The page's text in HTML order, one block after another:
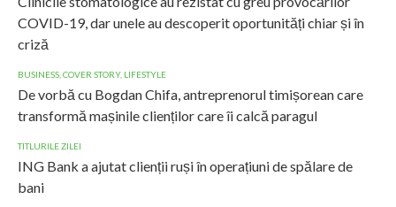
COVID-19, dar unele au descoperit oportunități chiar și în
criză
BUSINESS COVER STORY, LIFESTYLE
De vorbă cu Bogdan Chifa, antreprenorul timișorean care
transformă mașinile clienților care îi calcă paragul
TITLURILE ZILEI
ING Bank a ajutat clienții ruși în operațiuni de spălare de
bani